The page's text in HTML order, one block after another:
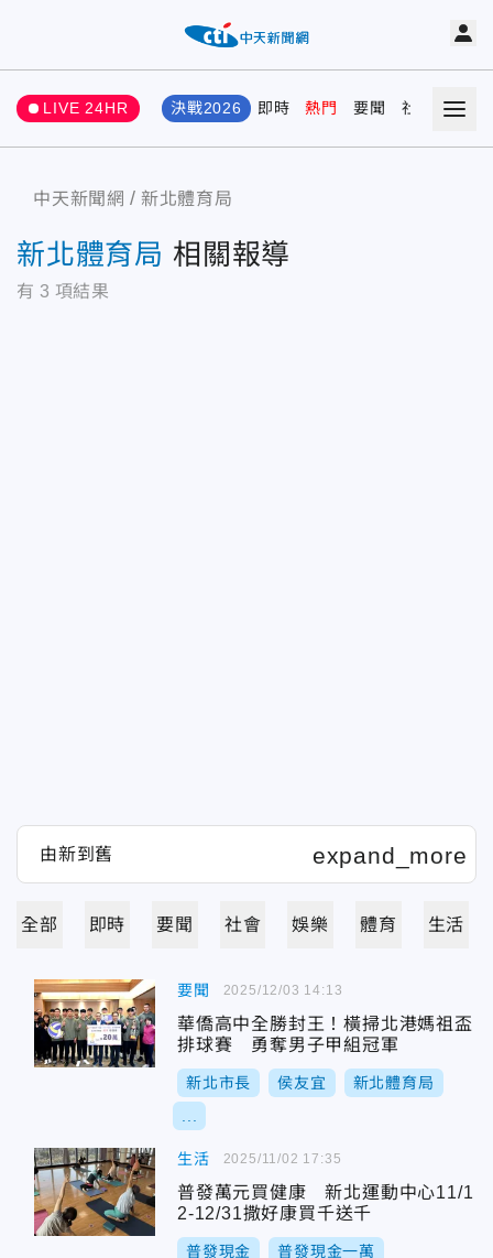
LIVE 24HR 決戰2026 即時 熱門 要聞 社會 娛樂
中天新聞網 新北體育局
新北體育局 相關報導
有 3 項結果
全部 即時 要聞 社會 娛樂 體育 生活
要聞
華僑高中全勝封王！橫掃北港媽祖盃
排球賽 勇奪男子甲組冠軍
新北市長 侯友宜 新北體育局
2025/12/03 14:13
生活
普發萬元買健康 新北運動中心11/1
2-12/31撒好康買千送千
普發現金 普發現金一萬
2025/11/02 17:35